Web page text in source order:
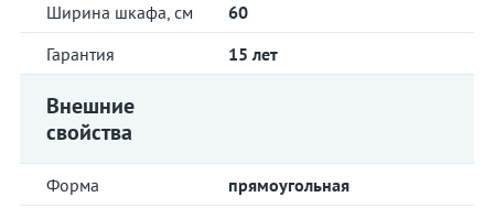
Ширина шкафа, см
60
Гарантия
15 лет
Внешние
свойства
Форма
прямоугольная